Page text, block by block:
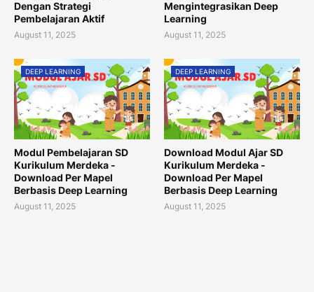
Dengan Strategi
Pembelajaran Aktif
August 11, 2025
Mengintegrasikan Deep
Learning
August 11, 2025
DEEP LEARNING
Modul Pembelajaran SD
Kurikulum Merdeka -
Download Per Mapel
Berbasis Deep Learning
August 11, 2025
DEEP LEARNING
Download Modul Ajar SD
Kurikulum Merdeka -
Download Per Mapel
Berbasis Deep Learning
August 11, 2025